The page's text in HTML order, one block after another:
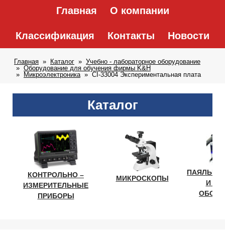
Главная О компании
Классификация Контакты Новости
Главная Каталог
Учебно - лабораторное оборудование
Оборудование для обучения фирмы K&H
Микроэлектроника
CI-33004 Экспериментальная плата
Каталог
КОНТРОЛЬНО –
ИЗМЕРИТЕЛЬНЫЕ
ПРИБОРЫ
МИКРОСКОПЫ
И